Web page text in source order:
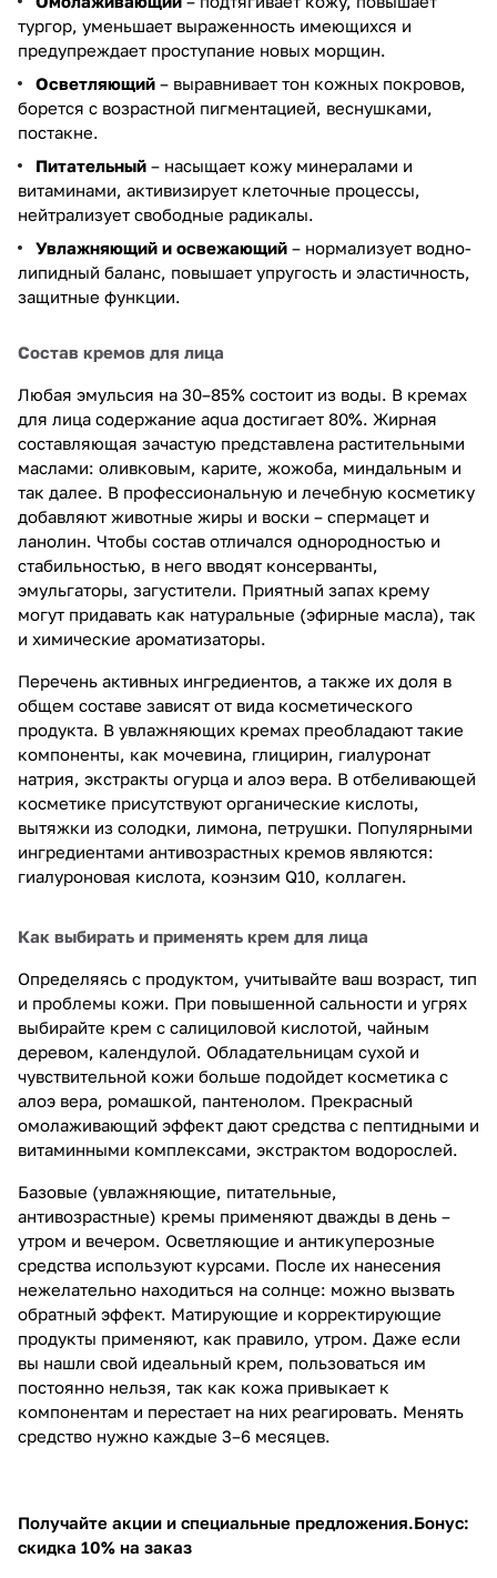
тургор, уменьшает выраженность имеющихся и
предупреждает проступание новых морщин.
Осветляющий – выравнивает тон кожных покровов,
борется с возрастной пигментацией, веснушками,
постакне.
Питательный – насыщает кожу минералами и
витаминами, активизирует клеточные процессы,
нейтрализует свободные радикалы.
Увлажняющий и освежающий – нормализует водно-
липидный баланс, повышает упругость и эластичность,
защитные функции.
Состав кремов для лица
Любая эмульсия на 30–85% состоит из воды. В кремах
для лица содержание aqua достигает 80%. Жирная
составляющая зачастую представлена растительными
маслами: оливковым, карите, жожоба, миндальным и
так далее. В профессиональную и лечебную косметику
добавляют животные жиры и воски – спермацет и
ланолин. Чтобы состав отличался однородностью и
стабильностью, в него вводят консерванты,
эмульгаторы, загустители. Приятный запах крему
могут придавать как натуральные (эфирные масла), так
и химические ароматизаторы.
Перечень активных ингредиентов, а также их доля в
общем составе зависят от вида косметического
продукта. В увлажняющих кремах преобладают такие
компоненты, как мочевина, глицирин, гиалуронат
натрия, экстракты огурца и алоэ вера. В отбеливающей
косметике присутствуют органические кислоты,
вытяжки из солодки, лимона, петрушки. Популярными
ингредиентами антивозрастных кремов являются:
гиалуроновая кислота, коэнзим Q10, коллаген.
Как выбирать и применять крем для лица
Определяясь с продуктом, учитывайте ваш возраст, тип
и проблемы кожи. При повышенной сальности и угрях
выбирайте крем с салициловой кислотой, чайным
деревом, календулой. Обладательницам сухой и
чувствительной кожи больше подойдет косметика с
алоэ вера, ромашкой, пантенолом. Прекрасный
омолаживающий эффект дают средства с пептидными и
витаминными комплексами, экстрактом водорослей.
Базовые (увлажняющие, питательные,
антивозрастные) кремы применяют дважды в день –
утром и вечером. Осветляющие и антикуперозные
средства используют курсами. После их нанесения
нежелательно находиться на солнце: можно вызвать
обратный эффект. Матирующие и корректирующие
продукты применяют, как правило, утром. Даже если
вы нашли свой идеальный крем, пользоваться им
постоянно нельзя, так как кожа привыкает к
компонентам и перестает на них реагировать. Менять
средство нужно каждые 3–6 месяцев.
Получайте акции и специальные предложения.Бонус:
скидка 10% на заказ